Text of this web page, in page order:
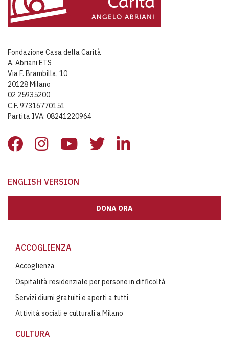
Fondazione Casa della Carità
A. Abriani ETS
Via F. Brambilla, 10
20128 Milano
02 25935200
C.F. 97316770151
Partita IVA: 08241220964
ENGLISH VERSION
DONA ORA
ACCOGLIENZA
Accoglienza
Ospitalità residenziale per persone in difficoltà
Servizi diurni gratuiti e aperti a tutti
Attività sociali e culturali a Milano
CULTURA